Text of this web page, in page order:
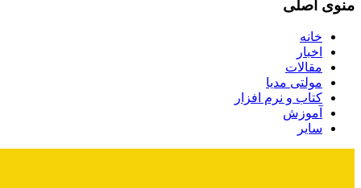
منوی اصلی
خانه
اخبار
مقالات
مولتی مدیا
کتاب و نرم افزار
آموزش
سایر